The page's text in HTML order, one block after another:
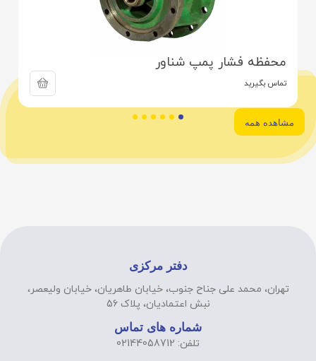
محفظه فشار پمپ شناور
تماس بگیرید
مشاهده همه
دفتر مرکزی
تهران، محمد علی جناح جنوب، خیابان طاهریان، خیابان ولیعصر،
نبش اعتمادیان، پلاک 56
شماره های تماس
تلفن: 02144058712